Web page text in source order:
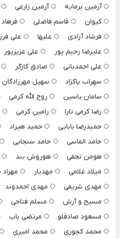
آرمین برمایه
آرمین زارعی
کیوان
قاسم فاضلی
فرشاد آزادی
علیها علی
علیرضا رحیم پور
علی عزیزپور
علی احمدیانی
صادق کارگر
سهراب پاکزاد
سهیل مهرزادگان
سامان یاسین
روح الله کرمی
رضا کرمی تارا
رامین کرمی
حمیدرضا بابایی
حمید هیراد
حامد الماسی
حامد سنجابی
هومن نجفی
هوروش بند
میلاد غلامی
مهدیار
مهدی شریفی
مهدی احمدوند
مسیح و آرش
مسلم فتاحی
مسعود صادقلو
مرتضی باب
محمد کجوری
محمد امیری